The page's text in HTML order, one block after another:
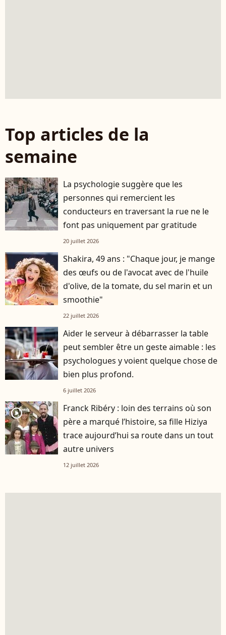
Top articles de la
semaine
La psychologie suggère que les
personnes qui remercient les
conducteurs en traversant la rue ne le
font pas uniquement par gratitude
20 juillet 2026
Shakira, 49 ans : "Chaque jour, je mange
des œufs ou de l'avocat avec de l'huile
d'olive, de la tomate, du sel marin et un
smoothie"
22 juillet 2026
Aider le serveur à débarrasser la table
peut sembler être un geste aimable : les
psychologues y voient quelque chose de
bien plus profond.
6 juillet 2026
player2
Franck Ribéry : loin des terrains où son
père a marqué l’histoire, sa fille Hiziya
trace aujourd’hui sa route dans un tout
autre univers
12 juillet 2026